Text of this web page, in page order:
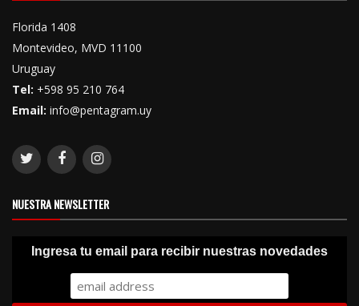
Florida 1408
Montevideo, MVD 11100
Uruguay
Tel: +598 95 210 764
Email: info@pentagram.uy
NUESTRA NEWSLETTER
Ingresa tu email para recibir nuestras novedades